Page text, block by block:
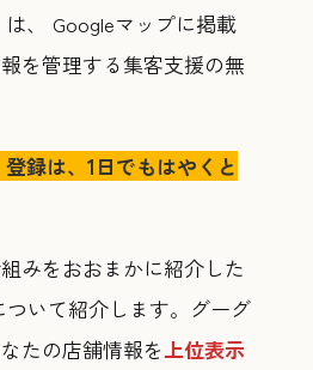
は、 Googleマップに掲載
を管理する集客支援の無
録は、1日でもはやくと
みをおおまかに紹介した
いて紹介します。グーグ
たの店舗情報を上位表示